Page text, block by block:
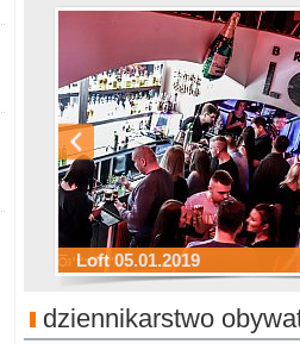
Loft 05.01.2019
Sylwester Podgrodzie
Sylwester Pensjonat
Sylwester Hotel Młyn
Sylwester Miejski
Sylwester Loft 31.12.2018
dziennikarstwo